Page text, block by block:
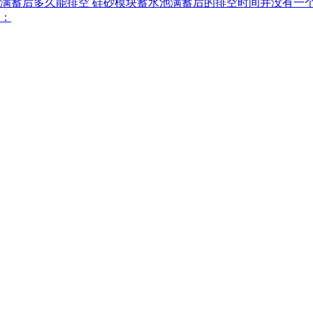
蓄后多久能排空 硅砂模块蓄水池满蓄后的排空时间并没有